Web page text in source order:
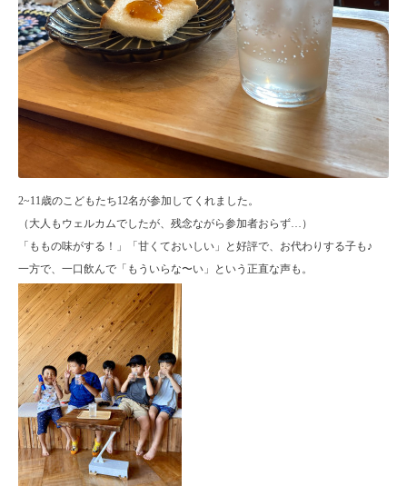
2~11歳のこどもたち12名が参加してくれました。
（大人もウェルカムでしたが、残念ながら参加者おらず…）
「ももの味がする！」「甘くておいしい」と好評で、お代わりする子も♪
一方で、一口飲んで「もういらな〜い」という正直な声も。